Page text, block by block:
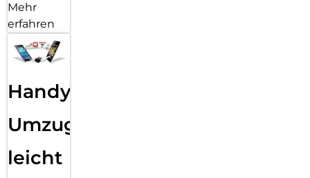
Mehr
erfahren
Handy
Umzug
leicht